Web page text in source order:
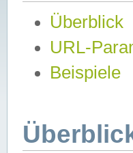
Überblick
URL-
Beispiele